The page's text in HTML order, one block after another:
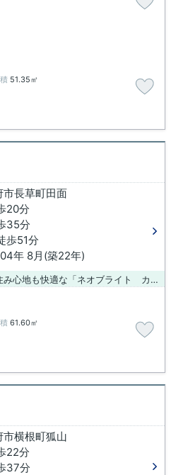
51.35㎡
市長草町田面
20分
35分
歩51分
年 8月(築22年)
大府市エリアでの住まいなら、住み心地も快適な「ネオブライト カコ」はいかがでしょうか。アパートタイプのお部屋です。快適な生活を実現してくれる要素の一つに、住まいというものがあるのだと思います。当社に住まい探しのお手伝いをさせて下さい。
61.60㎡
横根町狐山
22分
37分